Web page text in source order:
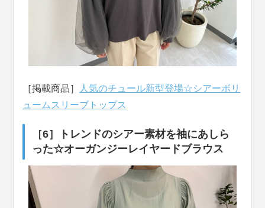
［掲載商品］
人気のチュール新型登場☆シアーボリ
ュームスリーブトップス
［6］トレンドのシアー素材を袖にあしら
った☆オーガンジーレイヤードブラウス